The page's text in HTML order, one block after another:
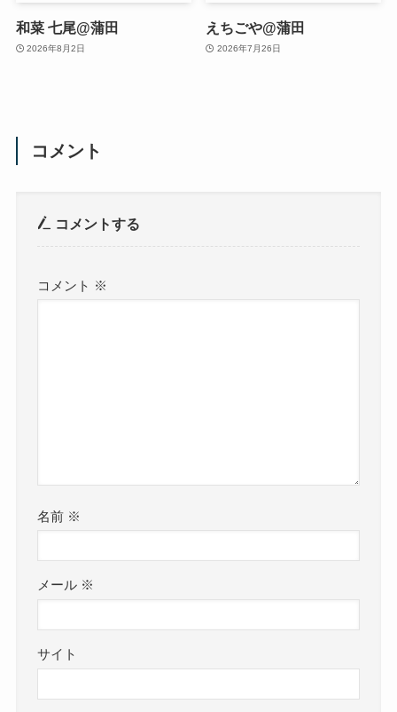
和菜 七尾@蒲田
2026年8月2日
えちごや@蒲田
2026年7月26日
コメント
コメントする
コメント ※
名前 ※
メール ※
サイト